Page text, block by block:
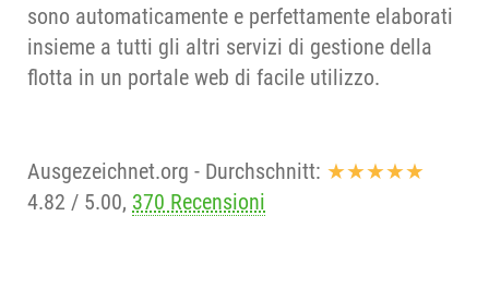
sono automaticamente e perfettamente elaborati
insieme a tutti gli altri servizi di gestione della
flotta in un portale web di facile utilizzo.
Ausgezeichnet.org - Durchschnitt: ★★★★★
4.82 / 5.00, 370 Recensioni